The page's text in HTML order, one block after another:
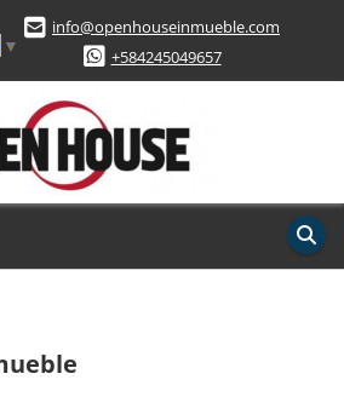
▼
info@openhouseinmueble.com
+584245049657